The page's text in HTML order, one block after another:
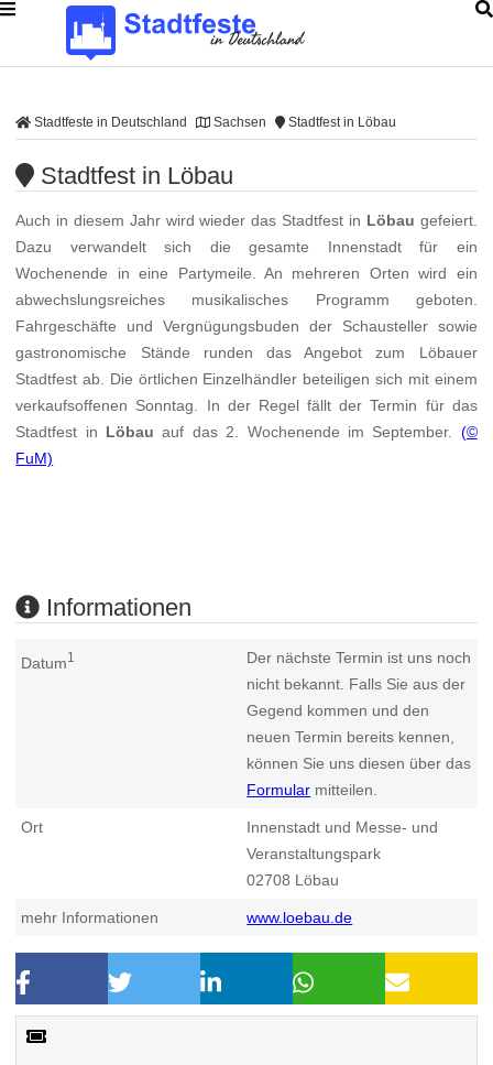
Stadtfeste in Deutschland Sachsen Stadtfest in Löbau
Stadtfest in Löbau
Auch in diesem Jahr wird wieder das Stadtfest in Löbau gefeiert.
Dazu verwandelt sich die gesamte Innenstadt für ein
Wochenende in eine Partymeile. An mehreren Orten wird ein
abwechslungsreiches musikalisches Programm geboten.
Fahrgeschäfte und Vergnügungsbuden der Schausteller sowie
gastronomische Stände runden das Angebot zum Löbauer
Stadtfest ab. Die örtlichen Einzelhändler beteiligen sich mit einem
verkaufsoffenen Sonntag. In der Regel fällt der Termin für das
Stadtfest in Löbau auf das 2. Wochenende im September. (©
FuM)
Informationen
Datum1
Der nächste Termin ist uns noch
nicht bekannt. Falls Sie aus der
Gegend kommen und den
neuen Termin bereits kennen,
können Sie uns diesen über das
Formular mitteilen.
Ort
Innenstadt und Messe- und
Veranstaltungspark
02708 Löbau
mehr Informationen www.loebau.de